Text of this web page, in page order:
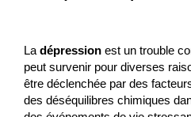
La dépressionest un trouble
peut survenir pour diverses
être déclenchée par des
des déséquilibres chimiques